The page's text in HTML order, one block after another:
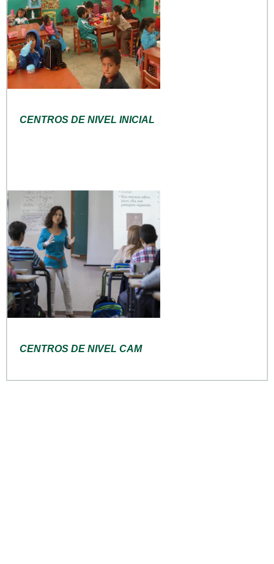
CENTROS DE NIVEL INICIAL
CENTROS DE NIVEL CAM